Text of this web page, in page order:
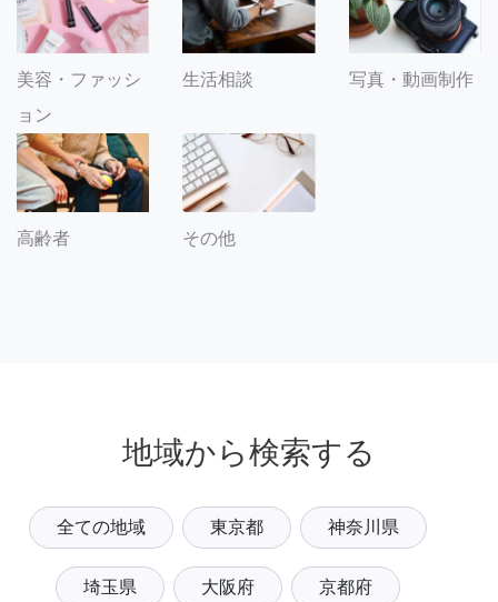
美容・ファッシ
ョン
生活相談 写真・動画制作
高齢者 その他
地域から検索する
全ての地域 東京都 神奈川県
埼玉県 大阪府 京都府